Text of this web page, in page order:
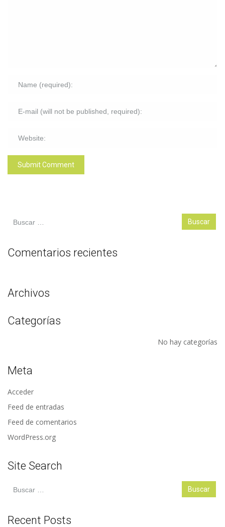
Comentarios recientes
Archivos
Categorías
No hay categorías
Meta
Acceder
Feed de entradas
Feed de comentarios
WordPress.org
Site Search
Recent Posts